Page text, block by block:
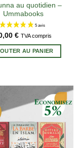
au quotidien –
Ummabooks
€ TVA compris
AU PANIER